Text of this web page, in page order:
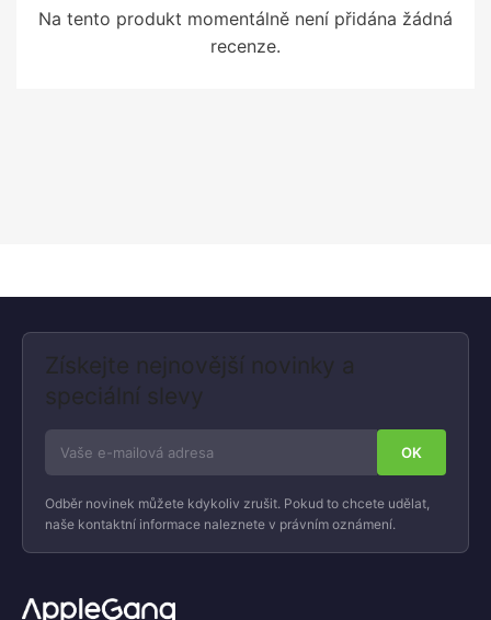
Na tento produkt momentálně není přidána žádná
recenze.
Získejte nejnovější novinky a
speciální slevy
Odběr novinek můžete kdykoliv zrušit. Pokud to chcete udělat,
naše kontaktní informace naleznete v právním oznámení.